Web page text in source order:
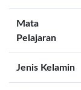
Mata
Pelajaran
Jenis Kelamin